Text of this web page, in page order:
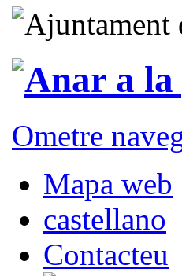
Ometre
Mapa web
castellano
Contacteu